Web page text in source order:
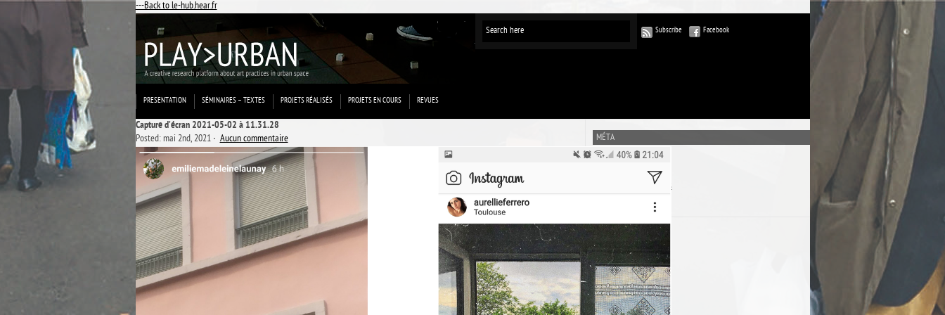
---Back to le-hub.hear.fr
Subscribe Facebook
PRESENTATION SÉMINAIRES – TEXTES PROJETS RÉALISÉS PROJETS EN COURS REVUES
MÉTA
Connexion
Flux des publications
Flux des commentaires
Site de WordPress-FR
Capture d’écran 2021-05-02 à 11.31.28
Posted: mai 2nd, 2021 ˑAucun commentaire